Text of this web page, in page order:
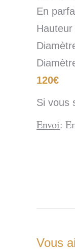
En
120€
Si vous
Envoi:
Vous